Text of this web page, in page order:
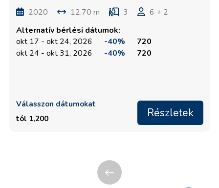
2020 12.70 m 3
6 + 2
Alternatív bérlési dátumok:
okt 17 - okt 24, 2026
-40%
720
okt 24 - okt 31, 2026
-40% 720
Válasszon dátumokat
tól 1,200
Részletek